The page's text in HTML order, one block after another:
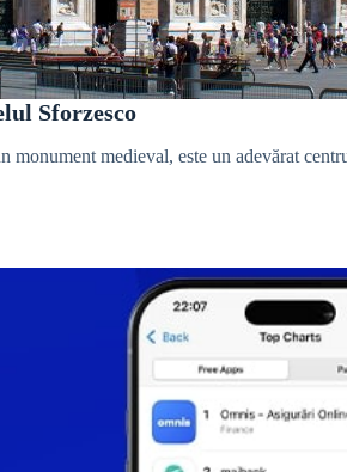
Sforzesco
medieval, este un adevărat